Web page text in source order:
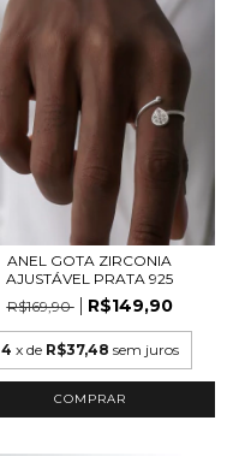
ANEL GOTA ZIRCONIA
AJUSTÁVEL PRATA 925
R$169,90
R$149,90
4 x de R$37,48 sem juros